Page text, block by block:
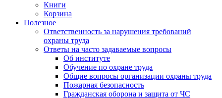
Книги
Корзина
Полезное
Ответственность за нарушения требований
охраны труда
Ответы на часто задаваемые вопросы
Об институте
Обучение по охране труда
Общие вопросы организации охраны труда
Пожарная безопасность
Гражданская оборона и защита от ЧС